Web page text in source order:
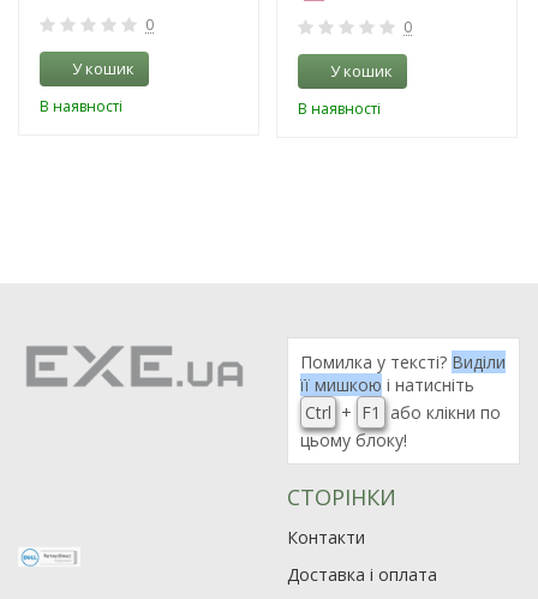
0
У кошик
В наявності
0
У кошик
В наявності
Помилка у тексті? Виділи
її мишкою і натисніть
Ctrl + F1
або клікни по
цьому блоку!
СТОРІНКИ
Контакти
Доставка і оплата